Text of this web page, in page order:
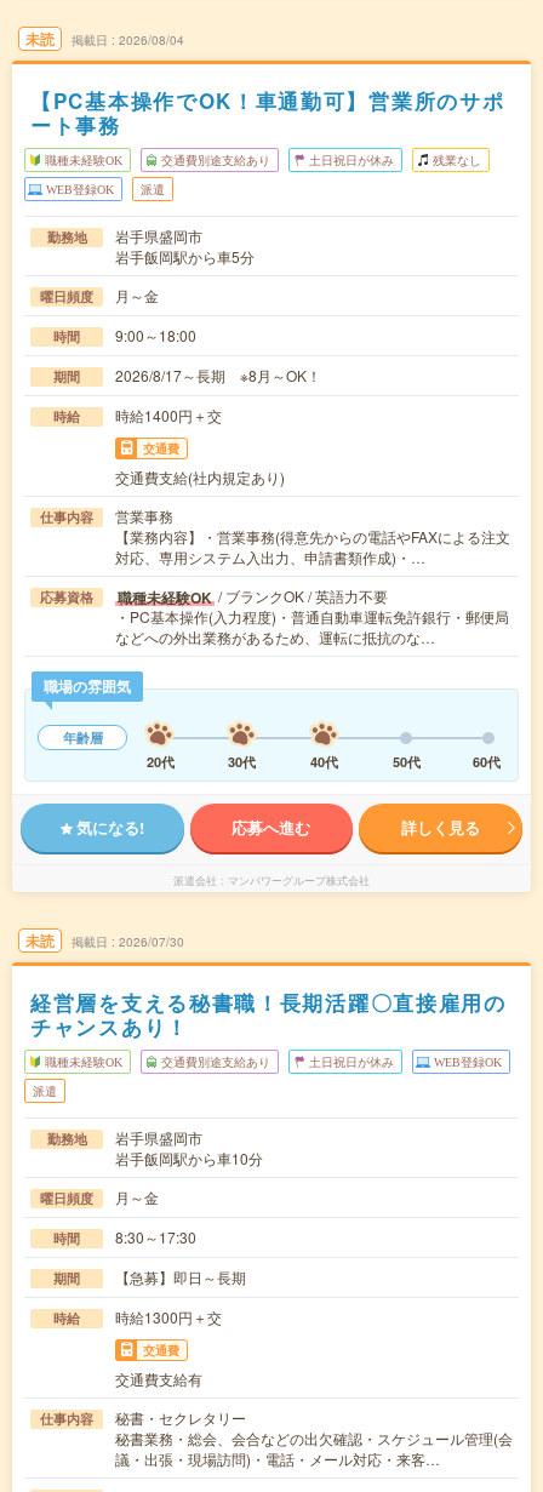
未読 掲載日 2026/08/04
【PC基本操作でOK！車通勤可】営業所のサポ
ート事務
職種未経験OK 交通費別途支給あり 土日祝日が休み 残業なし
WEB登録OK 派遣
勤務地
岩手県盛岡市
岩手飯岡駅から車5分
曜日頻度 月～金
時間 9:00～18:00
期間 2026/8/17～長期 ※8月～OK！
時給 時給1400円＋交
交通費
交通費支給(社内規定あり)
仕事内容
営業事務
【業務内容】・営業事務(得意先からの電話やFAXによる注文
対応、専用システム入出力、申請書類作成)・…
応募資格 職種未経験OK / ブランクOK / 英語力不要
・PC基本操作(入力程度)・普通自動車運転免許銀行・郵便局
などへの外出業務があるため、運転に抵抗のな…
職場の雰囲気
年齢層
20代
30代 40代 50代 60代
気になる! 応募へ進む 詳しく見る
派遣会社 マンパワーグループ株式会社
未読 掲載日 2026/07/30
経営層を支える秘書職！長期活躍〇直接雇用の
チャンスあり！
職種未経験OK 交通費別途支給あり 土日祝日が休み WEB登録OK
派遣
勤務地
岩手県盛岡市
岩手飯岡駅から車10分
曜日頻度 月～金
時間 8:30～17:30
期間 【急募】即日～長期
時給 時給1300円＋交
交通費
交通費支給有
仕事内容
秘書・セクレタリー
秘書業務・総会、会合などの出欠確認・スケジュール管理(会
議・出張・現場訪問)・電話・メール対応・来客…